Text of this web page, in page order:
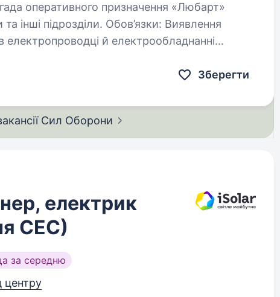
підрозділи. Обов’язки: Виявлення
електропроводці й електрообладнанні
Зберегти
Сил Оборони
електрик
СЕС)
за середню
центру